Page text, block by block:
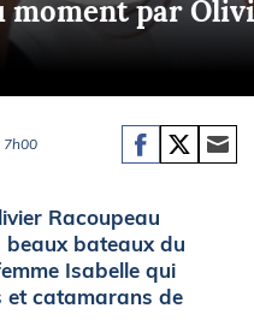
par
7h00
Racoupeau
beaux bateaux du
Isabelle qui
et catamarans de